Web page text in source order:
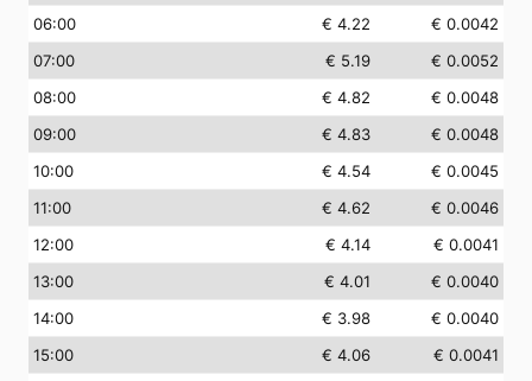
06:00 € 4.22
€ 0.0042
07:00 € 5.19
€ 0.0052
08:00 € 4.82
€ 0.0048
09:00 € 4.83
€ 0.0048
10:00 € 4.54
€ 0.0045
11:00 € 4.62
€ 0.0046
12:00 € 4.14
€ 0.0041
13:00 € 4.01
€ 0.0040
14:00 € 3.98
€ 0.0040
15:00 € 4.06
€ 0.0041